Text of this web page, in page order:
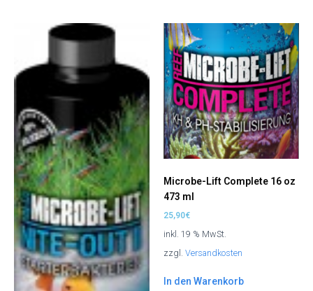
Microbe-Lift Complete 16 oz
473 ml
25,90€
inkl. 19 % MwSt.
zzgl. Versandkosten
In den Warenkorb